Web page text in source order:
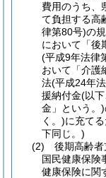
費用のうち、
て負担する高
律第80号)の
において「後
(平成9年法律
おいて「介護
法(平成24年
援納付金(以
金」という。)
く。)に充て
下同じ。)
(2)
後期高齢
国民健康保険
健康保険に関